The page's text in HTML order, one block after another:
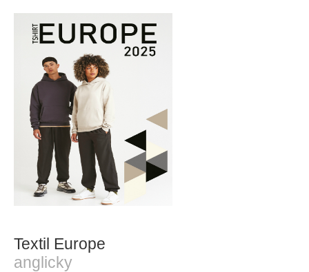
Textil Europe
anglicky